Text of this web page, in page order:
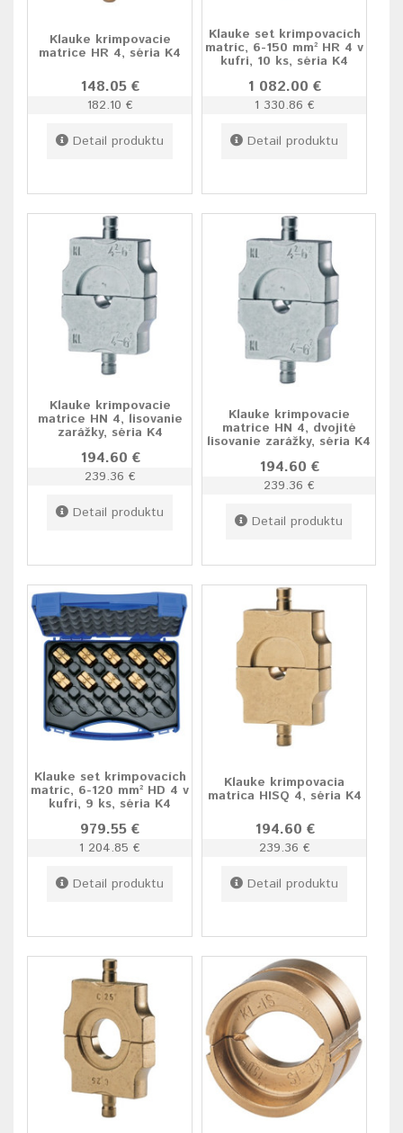
Klauke krimpovacie
matrice HR 4, séria K4
148.05 €
182.10 €
Detail produktu
Klauke set krimpovacích
matríc, 6-150 mm² HR 4 v
kufri, 10 ks, séria K4
1 082.00 €
1 330.86 €
Detail produktu
Klauke krimpovacie
matrice HN 4, lisovanie
zarážky, séria K4
194.60 €
239.36 €
Detail produktu
Klauke krimpovacie
matrice HN 4, dvojité
lisovanie zarážky, séria K4
194.60 €
239.36 €
Detail produktu
Klauke set krimpovacích
matríc, 6-120 mm² HD 4 v
kufri, 9 ks, séria K4
979.55 €
1 204.85 €
Detail produktu
Klauke krimpovacia
matrica HISQ 4, séria K4
194.60 €
239.36 €
Detail produktu